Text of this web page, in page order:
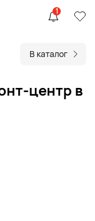
1
В каталог
центр в